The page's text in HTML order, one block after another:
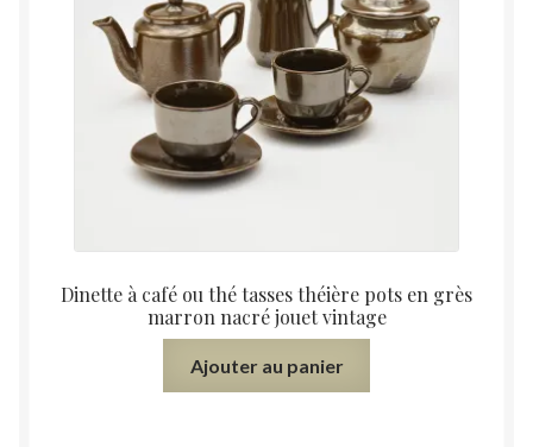
Dinette à café ou thé tasses théière pots en grès
marron nacré jouet vintage
Ajouter au panier